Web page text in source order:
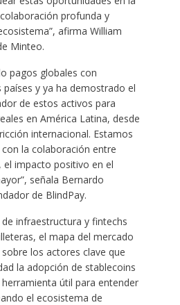
profunda y
afirma William
Minteo.
pagos globales con
países y ya ha demostrado el
de estos activos para
en América Latina, desde
internacional. Estamos
la colaboración entre
el impacto positivo en el
señala Bernardo
de BlindPay.
infraestructura y fintechs
el mapa del mercado
los actores clave que
la adopción de stablecoins
útil para entender
el ecosistema de